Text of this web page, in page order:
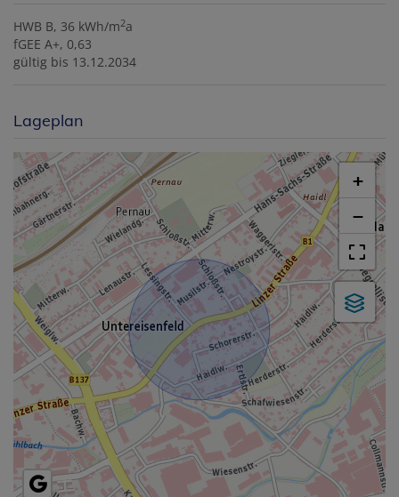
HWB B, 36 kWh/m2a
fGEE A+, 0,63
gültig bis 13.12.2034
Lageplan
+
−